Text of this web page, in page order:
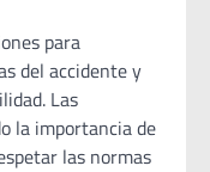
para
del accidente y
Las
la importancia de
las normas